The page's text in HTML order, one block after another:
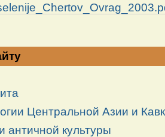
Центральной Азии и
античной культуры